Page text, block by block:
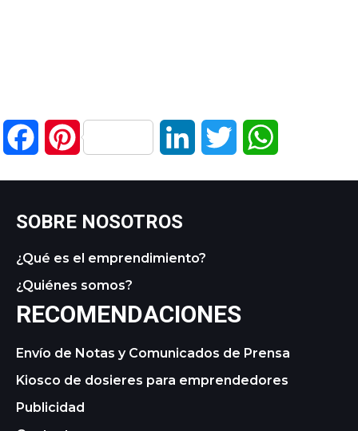
FacebookPinterest LinkedIn Twitter
SOBRE NOSOTROS
¿Qué es el emprendimiento?
¿Quiénes somos?
RECOMENDACIONES
Envío de Notas y Comunicados de Prensa
Kiosco de dosieres para emprendedores
Publicidad